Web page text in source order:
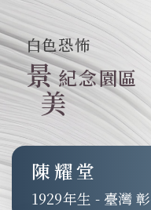
白色恐怖
景
美
紀念園區
陳耀堂
1929 - 臺灣